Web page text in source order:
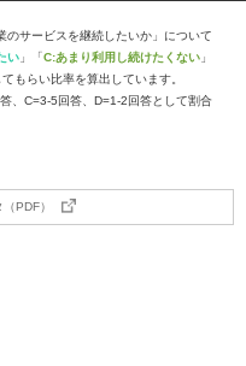
サービスを継続したいか」について
い 」「C:あまり利用し続けたくない 」
もらい比率を算出しています。
、C=3-5回答、D=1-2回答として割合
PDF）